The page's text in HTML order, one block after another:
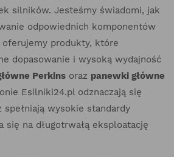
silników. Jesteśmy świadomi, jak
odpowiednich komponentów
produkty, które
dopasowanie i wysoką wydajność
Perkins oraz panewki główne
Esilniki24.pl odznaczają się
spełniają wysokie standardy
się na długotrwałą eksploatację